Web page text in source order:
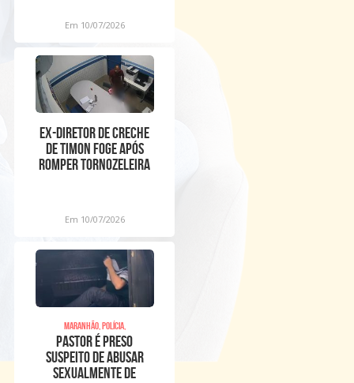
Em 10/07/2026
Ex-diretor de creche
de Timon foge após
romper tornozeleira
Em 10/07/2026
Maranhão, Polícia,
Pastor é preso
suspeito de abusar
sexualmente de